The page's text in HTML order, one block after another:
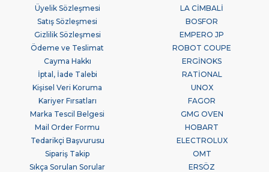
Üyelik Sözleşmesi
Satış Sözleşmesi
Gizlilik Sözleşmesi
Ödeme ve Teslimat
Cayma Hakkı
İptal, İade Talebi
Kişisel Veri Koruma
Kariyer Fırsatları
Marka Tescil Belgesi
Mail Order Formu
Tedarikçi Başvurusu
Sipariş Takip
Sıkça Sorulan Sorular
LA CİMBALİ
BOSFOR
EMPERO JP
ROBOT COUPE
ERGİNOKS
RATİONAL
UNOX
FAGOR
GMG OVEN
HOBART
ELECTROLUX
OMT
ERSÖZ